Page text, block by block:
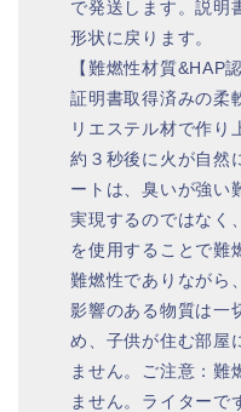
で発送します。説明
形状に戻ります。
【難燃性材質&HAP
証明書取得済みの柔
リエステル材で作り
約３秒後に火が自然
ートは、臭いが強い
実現するのではなく
を使用することで難
難燃性でありながら
影響のある物質は一
め、子供が住む部屋
ません。ご注意：難
ません。ライターで